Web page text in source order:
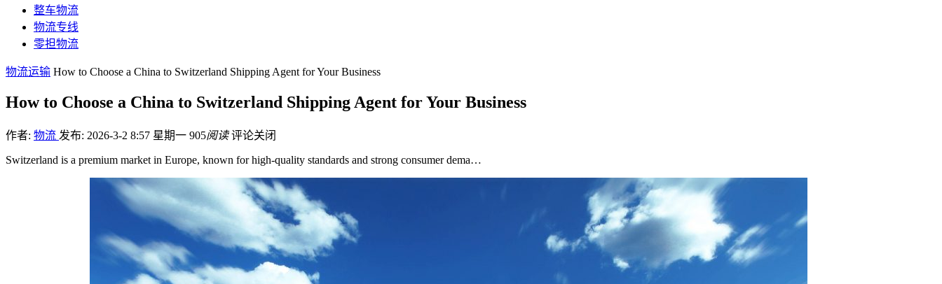
整车物流
物流专线
零担物流
物流运输 How to Choose a China to Switzerland Shipping Agent for Your Business
How to Choose a China to Switzerland Shipping Agent for Your Business
作者: 物流 发布: 2026-3-2 8:57 星期一 905阅读 评论关闭
Switzerland is a premium market in Europe, known for high-quality standards and strong consumer dema…